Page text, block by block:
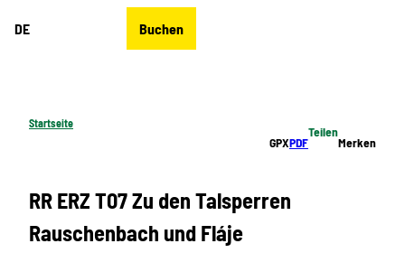
DE Buchen
Startseite
GPXPDF
Teilen
Merken
RR ERZ T07 Zu den Talsperren
Rauschenbach und Fláje